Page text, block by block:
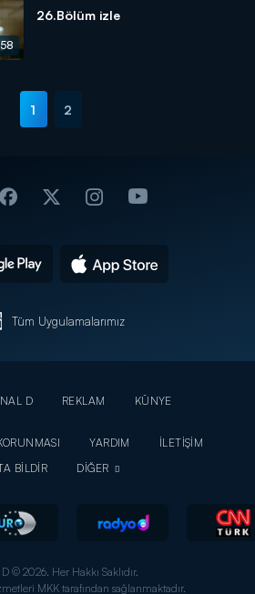
26.Bölüm izle
1 2
Tüm Uygulamalarımız
D REKLAM
KÜNYE
YARDIM
İLETİŞİM
BİLDİR
DİĞER
© 2026. Her Hakkı Saklıdır.
MKK tarafından sağlanmaktadır.